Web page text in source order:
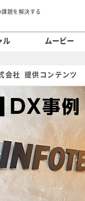
題を解決する
ル ムービー
会社 提供コンテンツ